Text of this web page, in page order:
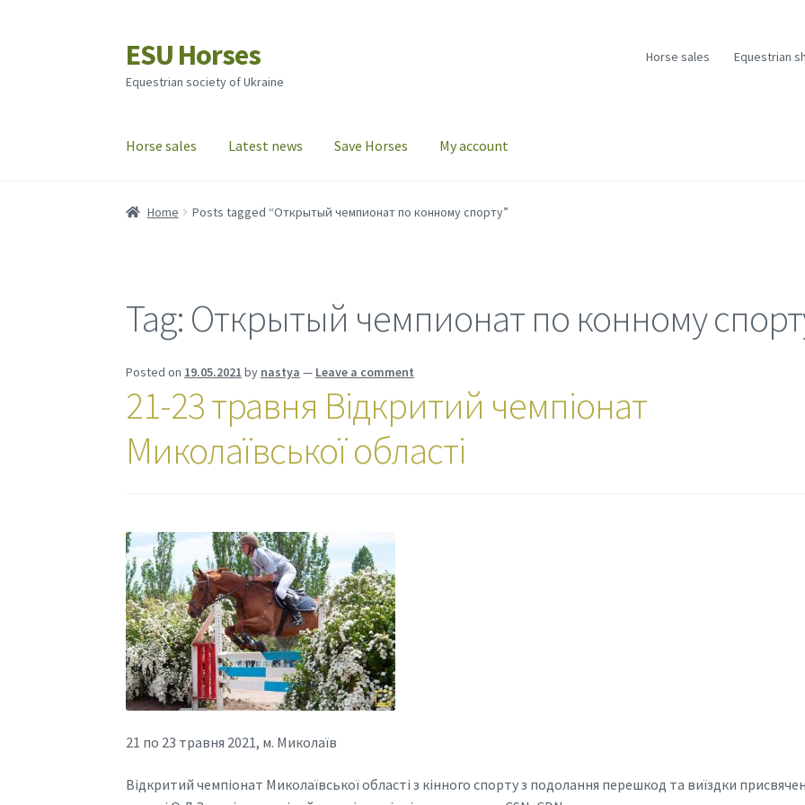
Skip
to
navigation
Skip
to
content
ESU Horses
Equestrian society of Ukraine
Horse sales Equestrian
Horse sales Latest news Save Horses My account
Home Posts tagged “Открытый чемпионат по конному спорту”
Tag: Открытый чемпионат по конному
Posted on 19.05.2021 by nastya — Leave a comment
21-23 травня Відкритий чемпіонат
Миколаївської області
21 по 23 травня 2021, м. Миколаїв
Відкритий чемпіонат Миколаївської області з кінного спорту з подолання перешкод та виїздки